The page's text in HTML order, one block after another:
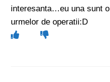
interesanta…eu una sunt
urmelor de operatii:D